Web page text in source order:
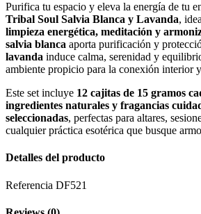
Purifica tu espacio y eleva la energía de tu
Tribal Soul Salvia Blanca y Lavanda,
limpieza energética, meditación y
salvia blanca aporta purificación y
lavanda induce calma, serenidad y
ambiente propicio para la conexión interior
Este set incluye 12 cajitas de 15 gramos
ingredientes naturales y fragancias
seleccionadas, perfectas para altares,
cualquier práctica esotérica que busque
Detalles del producto
Referencia DF521